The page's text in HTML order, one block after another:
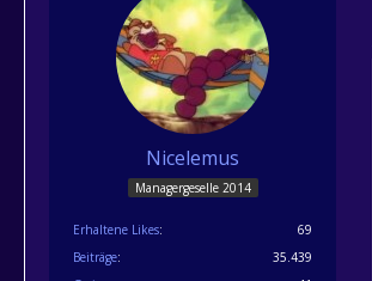
Nicelemus
Managergeselle 2014
Erhaltene Likes
69
Beiträge
35.439